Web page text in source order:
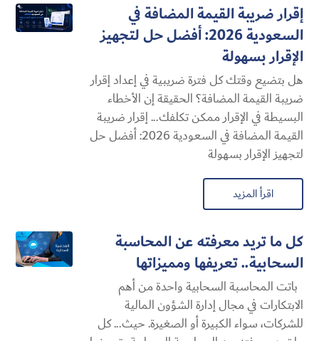
إقرار ضريبة القيمة المضافة في
السعودية 2026: أفضل حل لتجهيز
الإقرار بسهولة
هل بتضيع وقتك كل فترة ضريبية في إعداد إقرار
ضريبة القيمة المضافة؟ الحقيقة إن الأخطاء
البسيطة في الإقرار ممكن تكلفك... إقرار ضريبة
القيمة المضافة في السعودية 2026: أفضل حل
لتجهيز الإقرار بسهولة
اقرأ المزيد
كل ما تريد معرفته عن المحاسبة
السحابية​.. تعريفها ومميزاتها
باتت المحاسبة السحابية​ واحدة من أهم
الابتكارات في مجال إدارة الشؤون المالية
للشركات، سواء الكبيرة أو الصغيرة. حيث... كل